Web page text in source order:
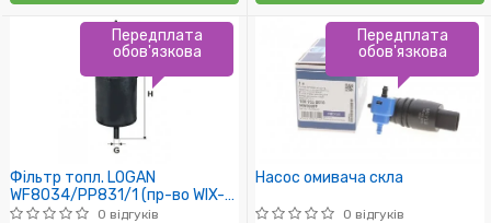
Фільтр топл. LOGAN
WF8034/PP831/1 (пр-во WIX-
Filtron)
0 відгуків
Передплата
обов'язкова
Насос омивача скла
0 відгуків
Передплата
обов'язкова